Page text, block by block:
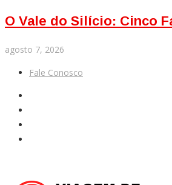
O Vale do Silício: Cinco
agosto 7, 2026
Fale Conosco